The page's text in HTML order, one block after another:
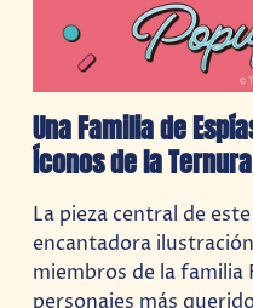
Una Familia de
Íconos de la Ternura
La pieza central de
encantadora
miembros de la familia
personajes más